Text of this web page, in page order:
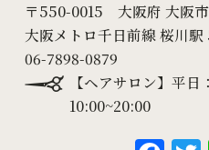
〒550-0015 大阪府 大阪
大阪メトロ千日前線 桜川
06-7898-0879
【ヘアサロン】平日
10:00~20:00